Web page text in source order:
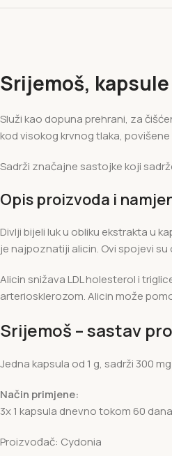
Srijemoš,
Služi kao dopuna prehrani, za
kod visokog krvnog tlaka,
Sadrži značajne sastojke koji
Opis proizvoda i
Divlji bijeli luk u obliku ekstrakta u
je najpoznatiji alicin. Ovi spojevi
Alicin snižava LDL holesterol i
arteriosklerozom. Alicin može
Srijemoš – sastav
Jedna kapsula od 1 g, sadrži 300
Način primjene:
3x 1 kapsula dnevno tokom 60
Proizvođač: Cydonia